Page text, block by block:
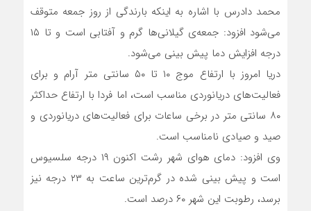
محمد دادرس با اشاره به اینکه بارندگی از روز جمعه متوقف
می‌شود افزود: جمعه‌ی گیلانی‌ها گرم و آفتابی است و تا ۱۵
درجه افزایش دما پیش بینی می‌شود.
دریا امروز با ارتفاع موج ۱۰ تا ۵۰ سانتی متر آرام و برای
فعالیت‌های دریانوردی مناسب است، اما فردا با ارتفاع حداکثر
۸۰ سانتی متر در برخی ساعات برای فعالیت‌های دریانوردی و
صید و صیادی نامناسب است.
وی افزود: دمای هوای شهر رشت اکنون ۱۹ درجه سلسیوس
است و پیش بینی شده در گرم‌ترین ساعت به ۲۳ درجه نیز
برسد، رطوبت این شهر ۶۰ درصد است.